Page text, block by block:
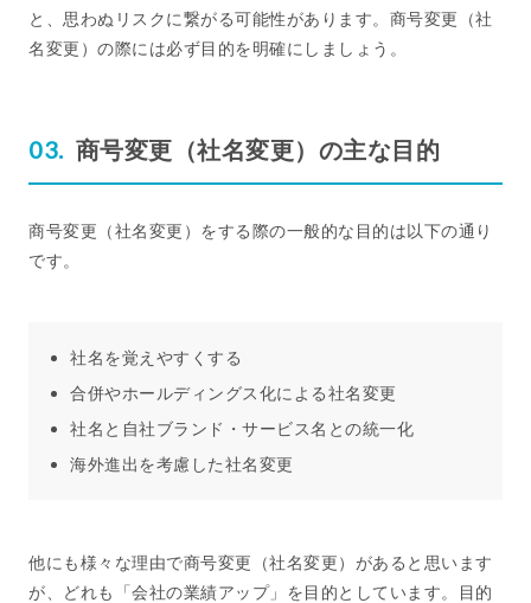
と、思わぬリスクに繋がる可能性があります。商号変更（社
名変更）の際には必ず目的を明確にしましょう。
商号変更（社名変更）の主な目的
商号変更（社名変更）をする際の一般的な目的は以下の通り
です。
社名を覚えやすくする
合併やホールディングス化による社名変更
社名と自社ブランド・サービス名との統一化
海外進出を考慮した社名変更
他にも様々な理由で商号変更（社名変更）があると思います
が、どれも「会社の業績アップ」を目的としています。目的